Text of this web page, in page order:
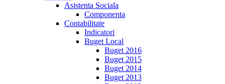
Asistenta Sociala
Componenta
Contabilitate
Indicatori
Buget Local
Buget 2016
Buget 2015
Buget 2014
Buget 2013